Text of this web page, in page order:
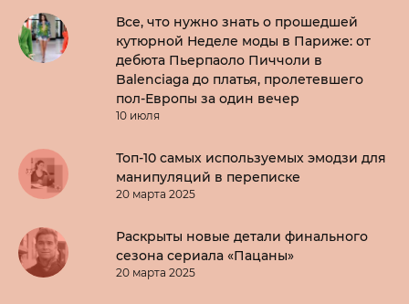
Все, что нужно знать о прошедшей
кутюрной Неделе моды в Париже: от
дебюта Пьерпаоло Пиччоли в
Balenciaga до платья, пролетевшего
пол-Европы за один вечер
10 июля
Топ-10 самых используемых эмодзи для
манипуляций в переписке
20 марта 2025
Раскрыты новые детали финального
сезона сериала «Пацаны»
20 марта 2025